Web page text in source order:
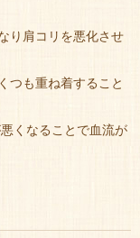
り肩コリを悪化させ
つも重ね着すること
くなることで血流が